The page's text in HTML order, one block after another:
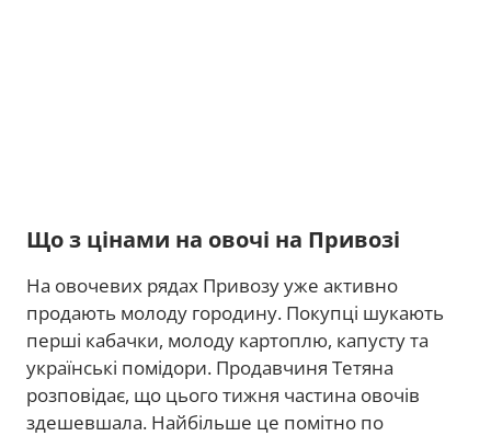
Що з цінами на овочі на Привозі
На овочевих рядах Привозу уже активно
продають молоду городину. Покупці шукають
перші кабачки, молоду картоплю, капусту та
українські помідори. Продавчиня Тетяна
розповідає, що цього тижня частина овочів
здешевшала. Найбільше це помітно по